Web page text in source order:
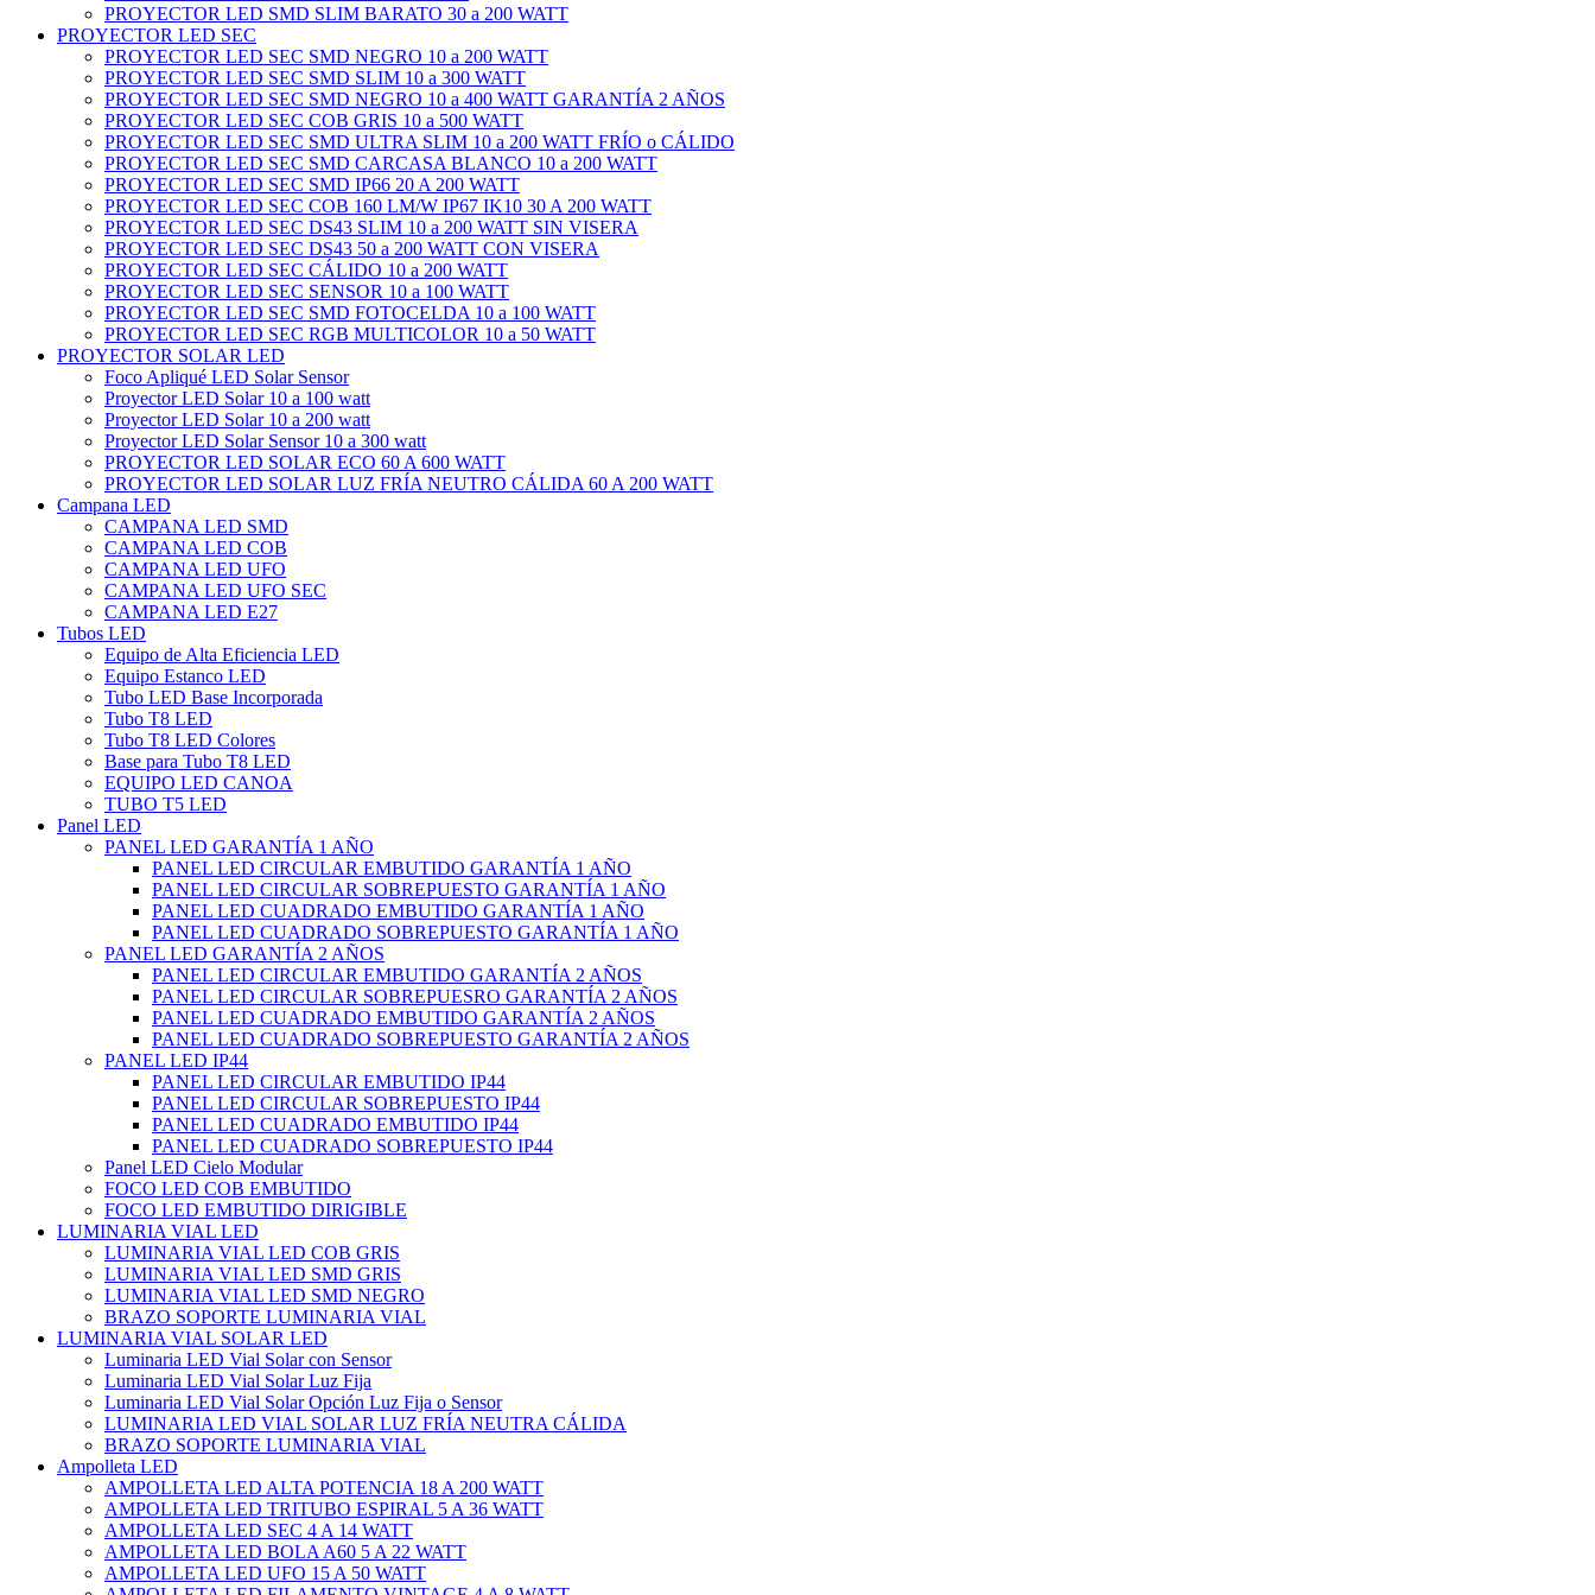
PROYECTOR LED SMD SLIM BARATO 30 a 200 WATT
PROYECTOR LED SEC
PROYECTOR LED SEC SMD NEGRO 10 a 200 WATT
PROYECTOR LED SEC SMD SLIM 10 a 300 WATT
PROYECTOR LED SEC SMD NEGRO 10 a 400 WATT GARANTÍA 2 AÑOS
PROYECTOR LED SEC COB GRIS 10 a 500 WATT
PROYECTOR LED SEC SMD ULTRA SLIM 10 a 200 WATT FRÍO o CÁLIDO
PROYECTOR LED SEC SMD CARCASA BLANCO 10 a 200 WATT
PROYECTOR LED SEC SMD IP66 20 A 200 WATT
PROYECTOR LED SEC COB 160 LM/W IP67 IK10 30 A 200 WATT
PROYECTOR LED SEC DS43 SLIM 10 a 200 WATT SIN VISERA
PROYECTOR LED SEC DS43 50 a 200 WATT CON VISERA
PROYECTOR LED SEC CÁLIDO 10 a 200 WATT
PROYECTOR LED SEC SENSOR 10 a 100 WATT
PROYECTOR LED SEC SMD FOTOCELDA 10 a 100 WATT
PROYECTOR LED SEC RGB MULTICOLOR 10 a 50 WATT
PROYECTOR SOLAR LED
Foco Apliqué LED Solar Sensor
Proyector LED Solar 10 a 100 watt
Proyector LED Solar 10 a 200 watt
Proyector LED Solar Sensor 10 a 300 watt
PROYECTOR LED SOLAR ECO 60 A 600 WATT
PROYECTOR LED SOLAR LUZ FRÍA NEUTRO CÁLIDA 60 A 200 WATT
Campana LED
CAMPANA LED SMD
CAMPANA LED COB
CAMPANA LED UFO
CAMPANA LED UFO SEC
CAMPANA LED E27
Tubos LED
Equipo de Alta Eficiencia LED
Equipo Estanco LED
Tubo LED Base Incorporada
Tubo T8 LED
Tubo T8 LED Colores
Base para Tubo T8 LED
EQUIPO LED CANOA
TUBO T5 LED
Panel LED
PANEL LED GARANTÍA 1 AÑO
PANEL LED CIRCULAR EMBUTIDO GARANTÍA 1 AÑO
PANEL LED CIRCULAR SOBREPUESTO GARANTÍA 1 AÑO
PANEL LED CUADRADO EMBUTIDO GARANTÍA 1 AÑO
PANEL LED CUADRADO SOBREPUESTO GARANTÍA 1 AÑO
PANEL LED GARANTÍA 2 AÑOS
PANEL LED CIRCULAR EMBUTIDO GARANTÍA 2 AÑOS
PANEL LED CIRCULAR SOBREPUESRO GARANTÍA 2 AÑOS
PANEL LED CUADRADO EMBUTIDO GARANTÍA 2 AÑOS
PANEL LED CUADRADO SOBREPUESTO GARANTÍA 2 AÑOS
PANEL LED IP44
PANEL LED CIRCULAR EMBUTIDO IP44
PANEL LED CIRCULAR SOBREPUESTO IP44
PANEL LED CUADRADO EMBUTIDO IP44
PANEL LED CUADRADO SOBREPUESTO IP44
Panel LED Cielo Modular
FOCO LED COB EMBUTIDO
FOCO LED EMBUTIDO DIRIGIBLE
LUMINARIA VIAL LED
LUMINARIA VIAL LED COB GRIS
LUMINARIA VIAL LED SMD GRIS
LUMINARIA VIAL LED SMD NEGRO
BRAZO SOPORTE LUMINARIA VIAL
LUMINARIA VIAL SOLAR LED
Luminaria LED Vial Solar con Sensor
Luminaria LED Vial Solar Luz Fija
Luminaria LED Vial Solar Opción Luz Fija o Sensor
LUMINARIA LED VIAL SOLAR LUZ FRÍA NEUTRA CÁLIDA
BRAZO SOPORTE LUMINARIA VIAL
Ampolleta LED
AMPOLLETA LED ALTA POTENCIA 18 A 200 WATT
AMPOLLETA LED TRITUBO ESPIRAL 5 A 36 WATT
AMPOLLETA LED SEC 4 A 14 WATT
AMPOLLETA LED BOLA A60 5 A 22 WATT
AMPOLLETA LED UFO 15 A 50 WATT